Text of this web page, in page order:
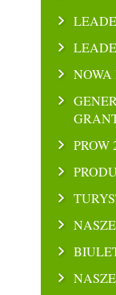
NOWA
PROW